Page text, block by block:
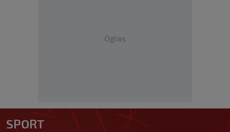
Oglas
SPORT